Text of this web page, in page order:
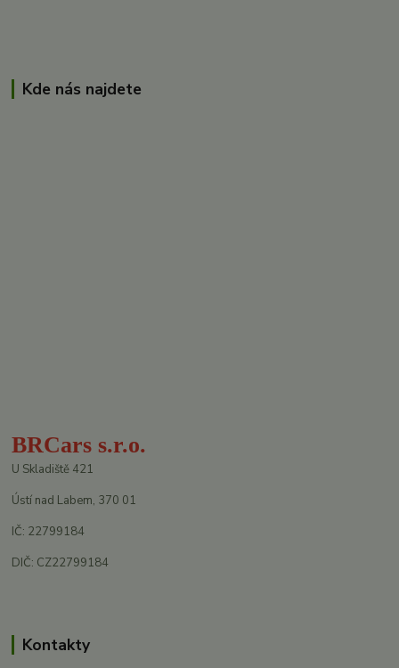
Kde nás najdete
BRCars s.r.o.
U Skladiště 421
Ústí nad Labem, 370 01
IČ: 22799184
DIČ: CZ22799184
Kontakty